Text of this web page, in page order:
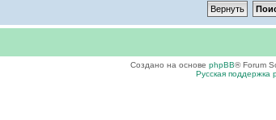
Создано на основе phpBB® Forum
Русская поддержка